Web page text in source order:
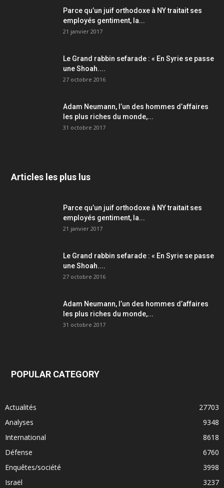
Parce qu’un juif orthodoxe à NY traitait ses
employés gentiment, la...
21 janvier 2017
Le Grand rabbin sefarade : « En Syrie se passe
une Shoah....
27 octobre 2016
Adam Neumann, l’un des hommes d’affaires
les plus riches du monde,...
31 octobre 2017
Articles les plus lus
Parce qu’un juif orthodoxe à NY traitait ses
employés gentiment, la...
21 janvier 2017
Le Grand rabbin sefarade : « En Syrie se passe
une Shoah....
27 octobre 2016
Adam Neumann, l’un des hommes d’affaires
les plus riches du monde,...
31 octobre 2017
POPULAR CATEGORY
Actualités
27703
Analyses
9348
International
8618
Défense
6760
Enquêtes/société
3998
Israël
3237